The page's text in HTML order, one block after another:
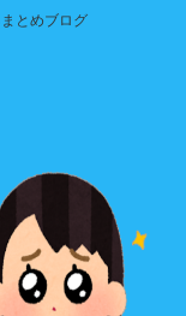
とめブログ